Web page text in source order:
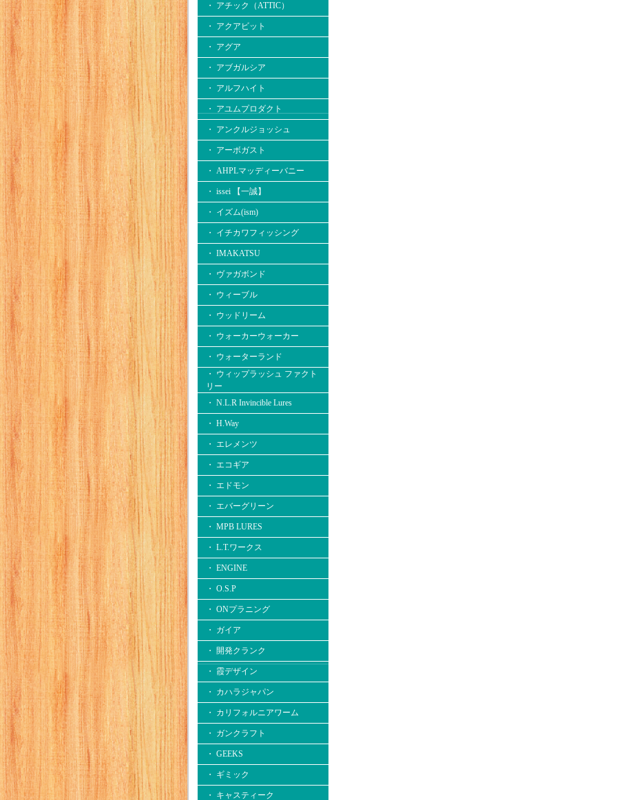
・ アチック（ATTIC）
・ アクアビット
・ アグア
・ アブガルシア
・ アルフハイト
・ アユムプロダクト
・ アンクルジョッシュ
・ アーボガスト
・ AHPLマッディーバニー
・ issei 【一誠】
・ イズム(ism)
・ イチカワフィッシング
・ IMAKATSU
・ ヴァガボンド
・ ウィーブル
・ ウッドリーム
・ ウォーカーウォーカー
・ ウォーターランド
・ ウィップラッシュ ファクト
リー
・ N.L.R Invincible Lures
・ H.Way
・ エレメンツ
・ エコギア
・ エドモン
・ エバーグリーン
・ MPB LURES
・ L.T.ワークス
・ ENGINE
・ O.S.P
・ ONプラニング
・ ガイア
・ 開発クランク
・ 霞デザイン
・ カハラジャパン
・ カリフォルニアワーム
・ ガンクラフト
・ GEEKS
・ ギミック
・ キャスティーク